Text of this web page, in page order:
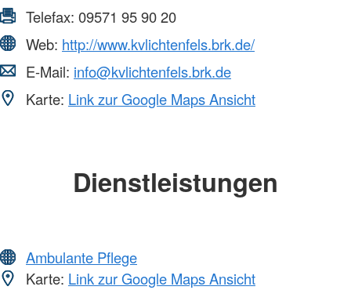
Telefax: 09571 95 90 20
Web: http://www.kvlichtenfels.brk.de/
E-Mail: info@kvlichtenfels.brk.de
Karte: Link zur Google Maps Ansicht
Dienstleistungen
Ambulante Pflege
Karte: Link zur Google Maps Ansicht